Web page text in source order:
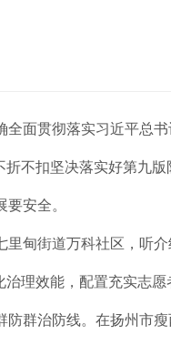
全面贯彻落实习近平总书
不扣坚决落实好第九版
安全。
甸街道万科社区，听介
理效能，配置充实志愿
防群治防线。在扬州市瘦